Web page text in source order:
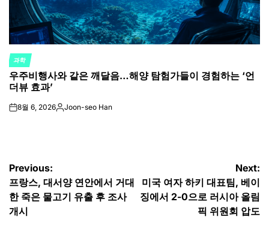
POSTED
IN
과학
우주비행사와 같은 깨달음…해양 탐험가들이 경험하는 ‘언
더뷰 효과’
on8월 6, 2026Posted
Joon-seo Han
글
탐
색
Previous:
프랑스, 대서양 연안에서 거대
한 죽은 물고기 유출 후 조사
개시
Next:
미국 여자 하키 대표팀, 베이
징에서 2-0으로 러시아 올림
픽 위원회 압도